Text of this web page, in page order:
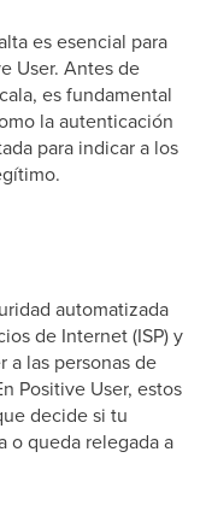
es esencial para
User. Antes de
es fundamental
la autenticación
para indicar a los
automatizada
de Internet (ISP) y
a las personas de
Positive User, estos
decide si tu
o queda relegada a